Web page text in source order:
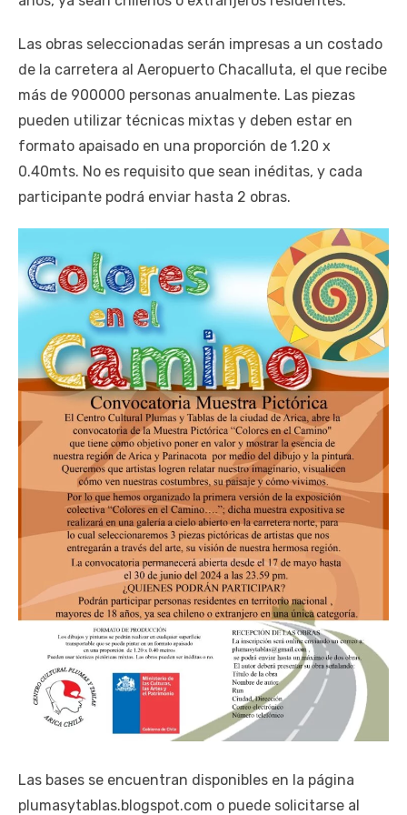
Las obras seleccionadas serán impresas a un costado
de la carretera al Aeropuerto Chacalluta, el que recibe
más de 900000 personas anualmente. Las piezas
pueden utilizar técnicas mixtas y deben estar en
formato apaisado en una proporción de 1.20 x
0.40mts. No es requisito que sean inéditas, y cada
participante podrá enviar hasta 2 obras.
Las bases se encuentran disponibles en la página
plumasytablas.blogspot.com o puede solicitarse al